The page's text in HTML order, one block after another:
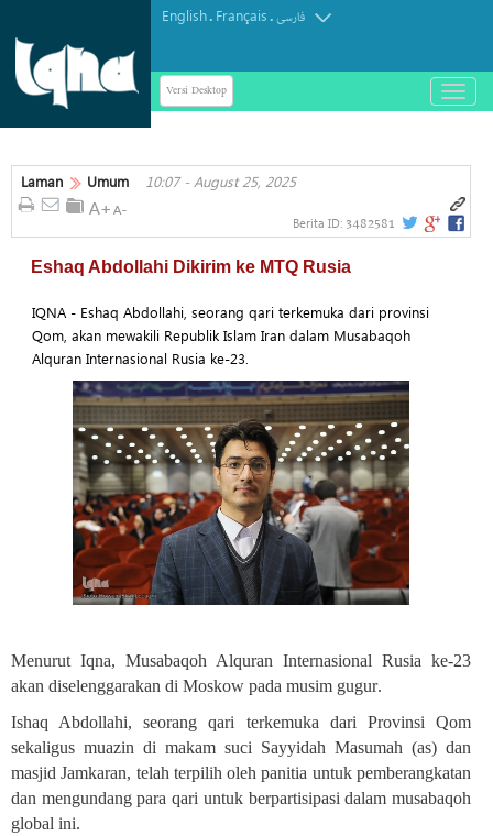
English. Français.فارسی
Versi Desktop
باز
و
کردن
Laman Umum 10:07 - August 25, 2025
Berita ID: 3482581
Eshaq Abdollahi Dikirim ke MTQ Rusia
IQNA - Eshaq Abdollahi, seorang qari terkemuka dari provinsi
Qom, akan mewakili Republik Islam Iran dalam Musabaqoh
Alquran Internasional Rusia ke-23.
Menurut Iqna, Musabaqoh Alquran Internasional Rusia ke-23
akan diselenggarakan di Moskow pada musim gugur.
Ishaq Abdollahi, seorang qari terkemuka dari Provinsi Qom
sekaligus muazin di makam suci Sayyidah Masumah (as) dan
masjid Jamkaran, telah terpilih oleh panitia untuk pemberangkatan
dan mengundang para qari untuk berpartisipasi dalam musabaqoh
global ini.